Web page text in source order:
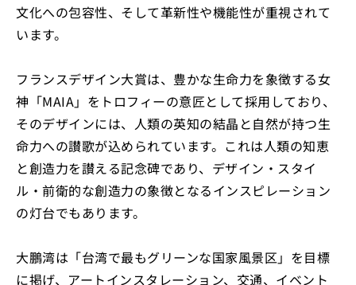
文化への包容性、そして革新性や機能性が重視されて
います。
フランスデザイン大賞は、豊かな生命力を象徴する女
神「MAIA」をトロフィーの意匠として採用しており、
そのデザインには、人類の英知の結晶と自然が持つ生
命力への讃歌が込められています。これは人類の知恵
と創造力を讃える記念碑であり、デザイン・スタイ
ル・前衛的な創造力の象徴となるインスピレーション
の灯台でもあります。
大鵬湾は「台湾で最もグリーンな国家風景区」を目標
に掲げ、アートインスタレーション、交通、イベント